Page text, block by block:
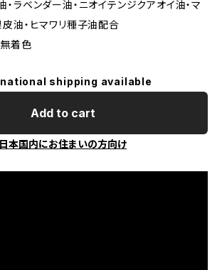
ラベンダー油・ニオイテンジクアオイ油・マ
皮油・ヒマワリ種子油配合
無着色
shipping available
Add to cart
日本国内にお住まいの方向け